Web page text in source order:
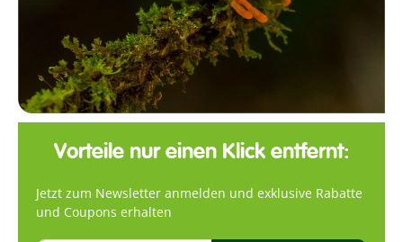
Vorteile nur einen Klick entfernt:
Jetzt zum Newsletter anmelden und exklusive Rabatte
und Coupons erhalten